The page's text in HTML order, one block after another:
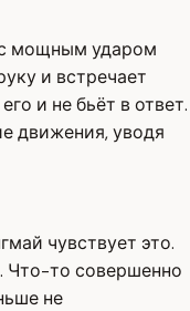
с мощным ударом
и встречает
и не бьёт в ответ.
движения, уводя
чувствует это.
Что-то совершенно
не